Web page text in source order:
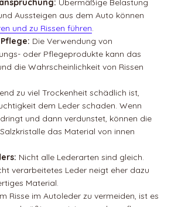
Übermäßige Belastung
Aussteigen aus dem Auto können
und zu Rissen führen.
Die Verwendung von
oder Pflegeprodukte kann das
die Wahrscheinlichkeit von Rissen
zu viel Trockenheit schädlich ist,
dem Leder schaden. Wenn
und dann verdunstet, können die
das Material von innen
Nicht alle Lederarten sind gleich.
verarbeitetes Leder neigt eher dazu
Material.
Risse im Autoleder zu vermeiden, ist es